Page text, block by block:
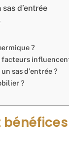
d’entrée
?
facteurs
sas d’entrée ?
?